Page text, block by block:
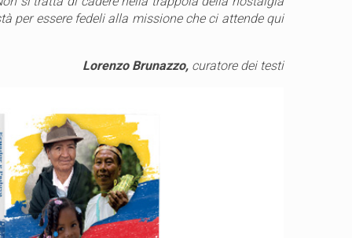
per essere fedeli alla missione che ci attende qui
Lorenzo Brunazzo, curatore dei testi